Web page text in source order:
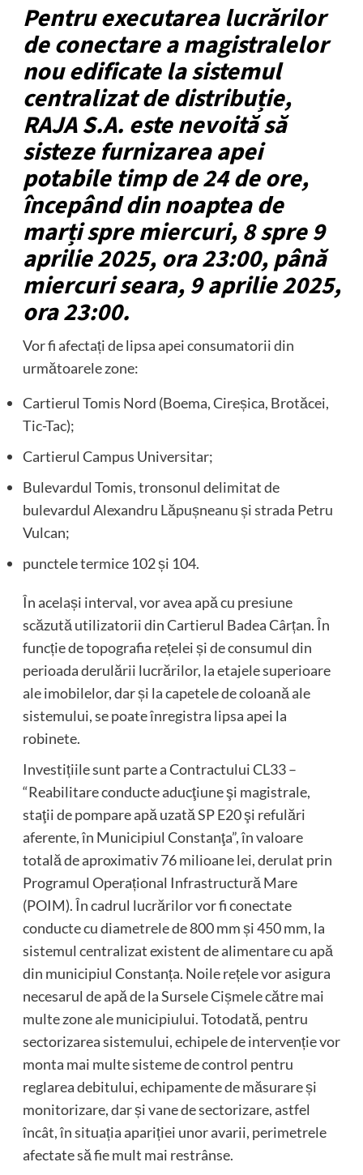
Pentru executarea lucrărilor
de conectare a magistralelor
nou edificate la sistemul
centralizat de distribuție,
RAJA S.A. este nevoită să
sisteze furnizarea apei
potabile timp de 24 de ore,
începând din noaptea de
marți spre miercuri, 8 spre 9
aprilie 2025, ora 23:00, până
miercuri seara, 9 aprilie 2025,
ora 23:00.
Vor fi afectați de lipsa apei consumatorii din
următoarele zone:
Cartierul Tomis Nord (Boema, Cireșica, Brotăcei,
Tic-Tac);
Cartierul Campus Universitar;
Bulevardul Tomis, tronsonul delimitat de
bulevardul Alexandru Lăpușneanu și strada Petru
Vulcan;
punctele termice 102 și 104.
În același interval, vor avea apă cu presiune
scăzută utilizatorii din Cartierul Badea Cârțan. În
funcție de topografia rețelei și de consumul din
perioada derulării lucrărilor, la etajele superioare
ale imobilelor, dar și la capetele de coloană ale
sistemului, se poate înregistra lipsa apei la
robinete.
Investițiile sunt parte a Contractului CL33 –
“Reabilitare conducte aducţiune şi magistrale,
staţii de pompare apă uzată SP E20 şi refulări
aferente, în Municipiul Constanţa”, în valoare
totală de aproximativ 76 milioane lei, derulat prin
Programul Operațional Infrastructură Mare
(POIM). În cadrul lucrărilor vor fi conectate
conducte cu diametrele de 800 mm și 450 mm, la
sistemul centralizat existent de alimentare cu apă
din municipiul Constanța. Noile rețele vor asigura
necesarul de apă de la Sursele Cișmele către mai
multe zone ale municipiului. Totodată, pentru
sectorizarea sistemului, echipele de intervenție vor
monta mai multe sisteme de control pentru
reglarea debitului, echipamente de măsurare și
monitorizare, dar și vane de sectorizare, astfel
încât, în situația apariției unor avarii, perimetrele
afectate să fie mult mai restrânse.